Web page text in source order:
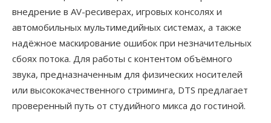
внедрение в AV-ресиверах, игровых консолях и
автомобильных мультимедийных системах, а также
надёжное маскирование ошибок при незначительных
сбоях потока. Для работы с контентом объёмного
звука, предназначенным для физических носителей
или высококачественного стриминга, DTS предлагает
проверенный путь от студийного микса до гостиной.